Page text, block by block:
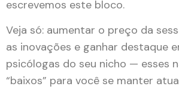
escrevemos este bloco.
Veja só: aumentar o preço da
as inovações e ganhar destaque
psicólogas do seu nicho — esses
“baixos” para você se manter